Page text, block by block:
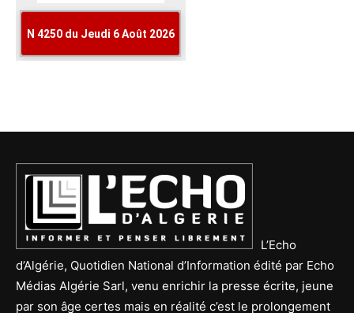
L’Echo
d’Algérie, Quotidien National d’Information édité par Echo
Médias Algérie Sarl, venu enrichir la presse écrite, jeune
par son âge certes mais en réalité c’est le prolongement